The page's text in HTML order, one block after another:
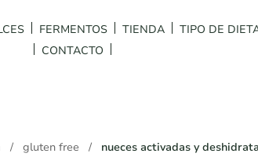
FERMENTOS TIENDA TIPO DE
CONTACTO
/ gluten free / nueces activadas y